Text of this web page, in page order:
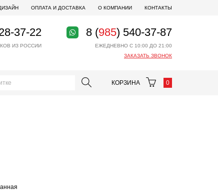
ОПЛАТА И ДОСТАВКА О КОМПАНИИ КОНТАКТЫ
37-22
ИЗ РОССИИ
8 (985) 540-37-87
ЕЖЕДНЕВНО С 10:00 ДО 21:00
ЗАКАЗАТЬ ЗВОНОК
КОРЗИНА 0